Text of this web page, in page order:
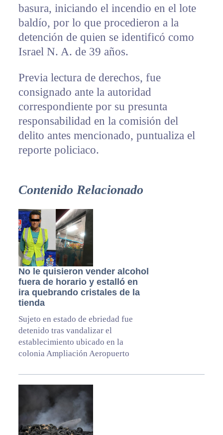
basura, iniciando el incendio en el lote
baldío, por lo que procedieron a la
detención de quien se identificó como
Israel N. A. de 39 años.
Previa lectura de derechos, fue
consignado ante la autoridad
correspondiente por su presunta
responsabilidad en la comisión del
delito antes mencionado, puntualiza el
reporte policiaco.
Contenido Relacionado
No le quisieron vender alcohol
fuera de horario y estalló en
ira quebrando cristales de la
tienda
Sujeto en estado de ebriedad fue
detenido tras vandalizar el
establecimiento ubicado en la
colonia Ampliación Aeropuerto